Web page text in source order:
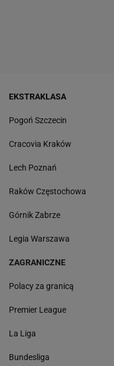
EKSTRAKLASA
Pogoń Szczecin
Cracovia Kraków
Lech Poznań
Raków Częstochowa
Górnik Zabrze
Legia Warszawa
ZAGRANICZNE
Polacy za granicą
Premier League
La Liga
Bundesliga